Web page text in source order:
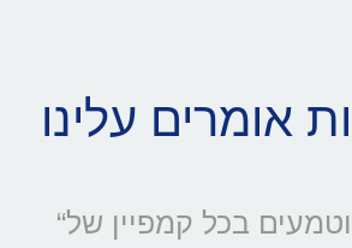
“מוצרי קולמי מוטמעים בכל קמפיין של